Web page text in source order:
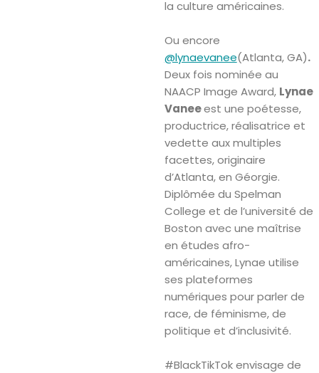
la culture américaines.
Ou encore
@lynaevanee(Atlanta, GA).
Deux fois nominée au
NAACP Image Award, Lynae
Vaneeest une poétesse,
productrice, réalisatrice et
vedette aux multiples
facettes, originaire
d’Atlanta, en Géorgie.
Diplômée du Spelman
College et de l’université de
Boston avec une maîtrise
en études afro-
américaines, Lynae utilise
ses plateformes
numériques pour parler de
race, de féminisme, de
politique et d’inclusivité.
#BlackTikTok envisage de